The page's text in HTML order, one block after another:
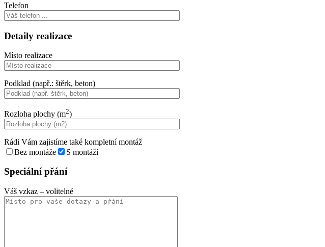
Telefon
Detaily realizace
Místo realizace
Podklad (např.: štěrk, beton)
Rozloha plochy (m2)
Rádi Vám zajistíme také kompletní montáž
Bez montáže
S montáží
Speciální přání
Váš vzkaz – volitelné